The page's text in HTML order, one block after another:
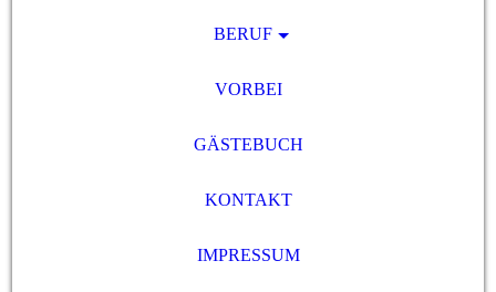
BERUF
VORBEI
GÄSTEBUCH
KONTAKT
IMPRESSUM